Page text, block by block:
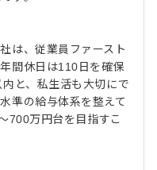
は、従業員ファースト
間休日は110日を確保
と、私生活も大切にで
準の給与体系を整えて
700万円台を目指すこ